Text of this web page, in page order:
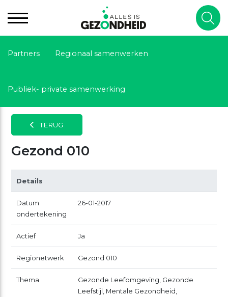
Partners Regionaal samenwerken
Publiek- private samenwerking
TERUG
Gezond 010
Details
Datum
ondertekening
26-01-2017
Actief Ja
Regionetwerk Gezond 010
Thema
Gezonde Leefomgeving, Gezonde
Leefstijl, Mentale Gezondheid,